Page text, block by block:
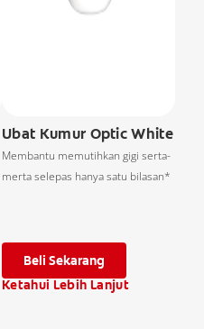
Ubat Kumur Optic White
Membantu memutihkan gigi serta-
merta selepas hanya satu bilasan*
Beli Sekarang
Ketahui Lebih Lanjut